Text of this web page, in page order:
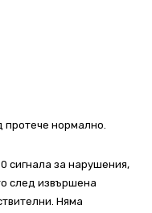
протече нормално.
сигнала за нарушения,
след извършена
Няма